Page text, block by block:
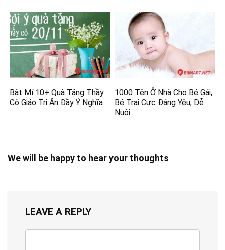
Bật Mí 10+ Quà Tặng Thầy
Cô Giáo Tri Ân Đầy Ý Nghĩa
1000 Tên Ở Nhà Cho Bé Gái,
Bé Trai Cực Đáng Yêu, Dễ
Nuôi
We will be happy to hear your thoughts
LEAVE A REPLY